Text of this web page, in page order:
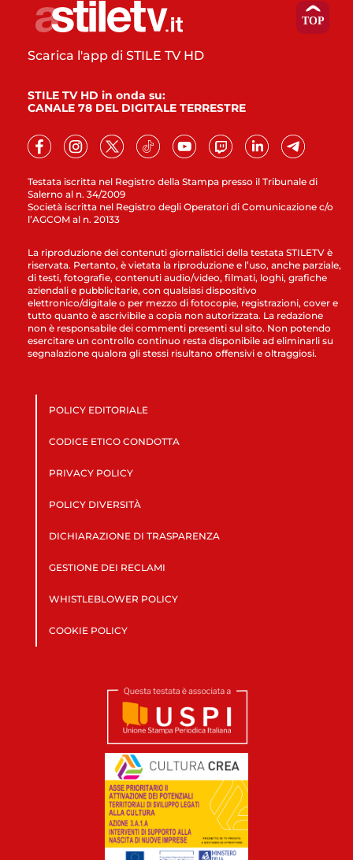
Testata iscritta nel Registro della Stampa presso il Tribunale di
Salerno al n. 34/2009
Società iscritta nel Registro degli Operatori di Comunicazione c/o
l’AGCOM al n. 20133
Scarica l'app di STILE TV HD
STILE TV HD in onda su:
CANALE 78 DEL DIGITALE TERRESTRE
La riproduzione dei contenuti giornalistici della testata STILETV è
riservata. Pertanto, è vietata la riproduzione e l’uso, anche parziale,
di testi, fotografie, contenuti audio/video, filmati, loghi, grafiche
aziendali e pubblicitarie, con qualsiasi dispositivo
elettronico/digitale o per mezzo di fotocopie, registrazioni, cover e
tutto quanto è ascrivibile a copia non autorizzata. La redazione
non è responsabile dei commenti presenti sul sito. Non potendo
esercitare un controllo continuo resta disponibile ad eliminarli su
segnalazione qualora gli stessi risultano offensivi e oltraggiosi.
POLICY EDITORIALE
CODICE ETICO CONDOTTA
PRIVACY POLICY
POLICY DIVERSITÀ
DICHIARAZIONE DI TRASPARENZA
GESTIONE DEI RECLAMI
WHISTLEBLOWER POLICY
COOKIE POLICY